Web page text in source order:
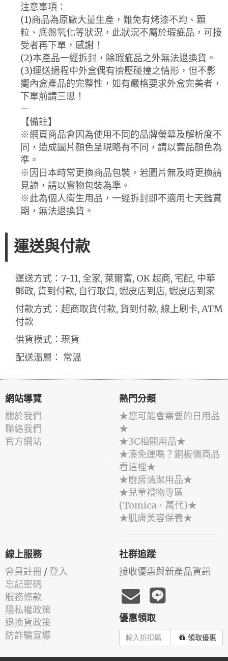
注意事項：
(1)商品為原廠大量生產，難免有烤漆不均、顆
粒、底盤氧化等狀況，此狀況不屬於瑕疵品，可接
受者再下單，感謝！
(2)本產品一經拆封，除瑕疵品之外無法退換貨。
(3)運送過程中外盒偶有擠壓碰撞之情形，但不影
嚮內盒產品的完整性，如有嚴格要求外盒完美者，
下單前請三思！
－
【備註】
※網頁商品會因為使用不同的品牌螢幕及解析度不
同，造成圖片顏色呈現略有不同，請以實品顏色為
準。
※因日本時常更換商品包裝，若圖片無及時更換請
見諒，請以實物包裝為準。
※此為個人衛生用品，一經拆封即不適用七天鑑賞
期，無法退換貨。
運送與付款
運送方式：7-11, 全家, 萊爾富, OK 超商, 宅配, 中華
郵政, 貨到付款, 自行取貨, 蝦皮店到店, 蝦皮店到家
付款方式：超商取貨付款, 貨到付款, 線上刷卡, ATM
付款
供貨模式：現貨
配送溫層： 常溫
網站導覽
關於我們
聯絡我們
官方網站
熱門分類
★您可能會需要的日用品
★
★3C相關用品★
★湊免運嗎？銅板價商品
看這裡★
★廚房清潔用品★
★兒童禮物專區
(Tomica、萬代)★
★肌膚美容保養★
線上服務
會員註冊 / 登入
忘記密碼
服務條款
隱私權政策
退換貨政策
防詐騙宣導
社群追蹤
接收優惠與新產品資訊
優惠領取
領取優惠